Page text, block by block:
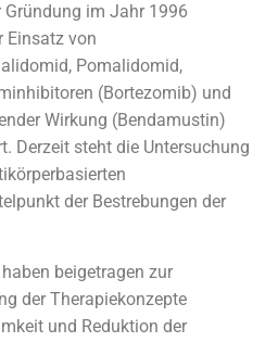
Gründung im Jahr 1996
Einsatz von
Pomalidomid,
(Bortezomib) und
Wirkung (Bendamustin)
Derzeit steht die Untersuchung
der Bestrebungen der
haben beigetragen zur
der Therapiekonzepte
und Reduktion der